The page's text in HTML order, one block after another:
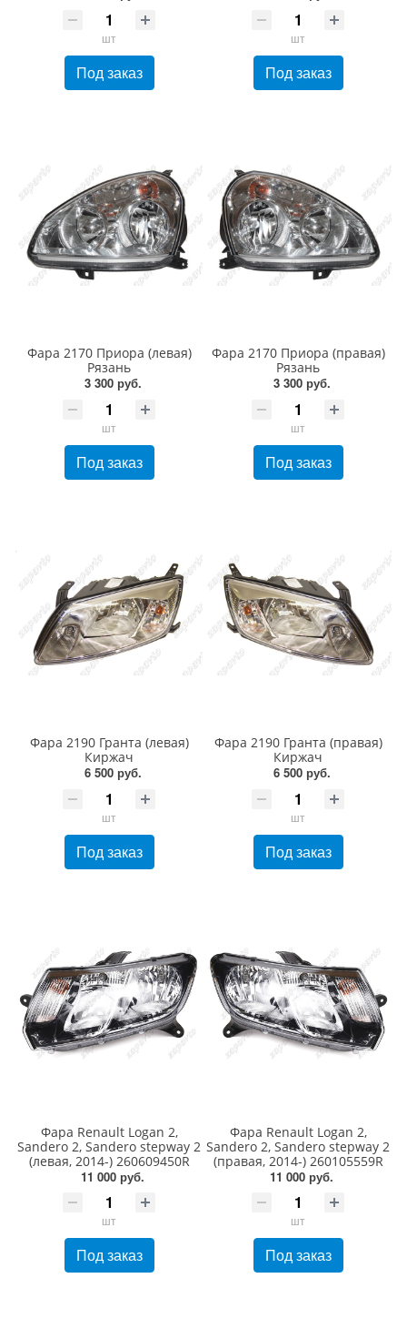
шт
Под заказ
шт
Под заказ
Фара 2170 Приора (левая)
Рязань
3 300 руб.
шт
Под заказ
Фара 2170 Приора (правая)
Рязань
3 300 руб.
шт
Под заказ
Фара 2190 Гранта (левая)
Киржач
6 500 руб.
шт
Под заказ
Фара 2190 Гранта (правая)
Киржач
6 500 руб.
шт
Под заказ
Фара Renault Logan 2,
Sandero 2, Sandero stepway 2
(левая, 2014-) 260609450R
11 000 руб.
шт
Под заказ
Фара Renault Logan 2,
Sandero 2, Sandero stepway 2
(правая, 2014-) 260105559R
11 000 руб.
шт
Под заказ